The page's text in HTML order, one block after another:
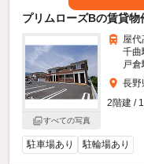
プリムローズBの賃貸物
すべての写真
屋
千曲
戸
長野
2階建 /
駐車場あり 駐輪場あり